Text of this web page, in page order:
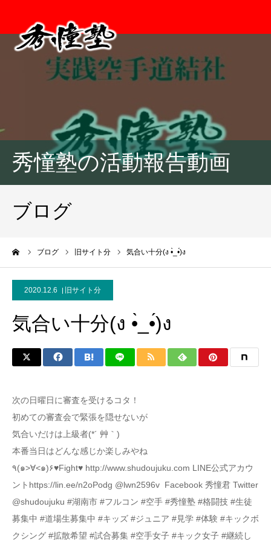
秀憧塾の活動報告動画
ブログ
ブログ 旧サイト分 気合い十分(ง •̀_•́)ง
2020.12.6 旧サイト分
気合い十分(ง •̀_•́)ง
次の日曜日に審査を受けるコタ！
初めての審査会で緊張を隠せないが
気合いだけは上級者(*´ 艸｀)
本番当日はどんな感じか楽しみやね
٩(๑>∀<๑)۶♥Fight♥ http://www.shudoujuku.com LINE公式アカウ
ントhttps://lin.ee/n2oPodg @lwn2596v Facebook 秀憧君 Twitter
@shudoujuku #湖南市 #フルコン #空手 #秀憧塾 #格闘技 #生徒
募集中 #道場生募集中 #キッズ #ジュニア #見学 #体験 #キックボ
クシング #拡散希望 #試合募集 #空手女子 #キック女子 #継続し